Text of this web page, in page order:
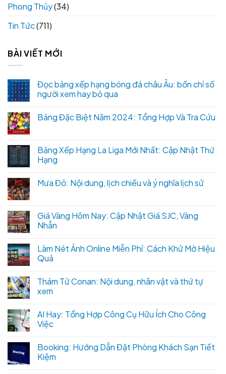
Phong Thủy(34)
Tin Tức(711)
BÀI VIẾT MỚI
Đọc bảng xếp hạng bóng đá châu Âu: bốn chỉ số
người xem hay bỏ qua
Bảng Đặc Biệt Năm 2024: Tổng Hợp Và Tra Cứu
Bảng Xếp Hạng La Liga Mới Nhất: Cập Nhật Thứ
Hạng
Mưa Đỏ: Nội dung, lịch chiếu và ý nghĩa lịch sử
Giá Vàng Hôm Nay: Cập Nhật Giá SJC, Vàng
Nhẫn
Làm Nét Ảnh Online Miễn Phí: Cách Khử Mờ Hiệu
Quả
Thám Tử Conan: Nội dung, nhân vật và thứ tự
xem
AI Hay: Tổng Hợp Công Cụ Hữu Ích Cho Công
Việc
Booking: Hướng Dẫn Đặt Phòng Khách Sạn Tiết
Kiệm